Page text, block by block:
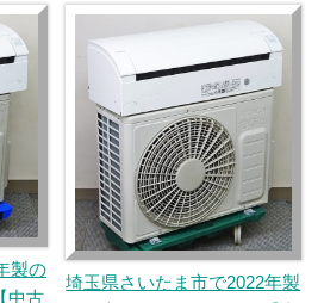
製の
中古
埼玉県さいたま市で2022年製